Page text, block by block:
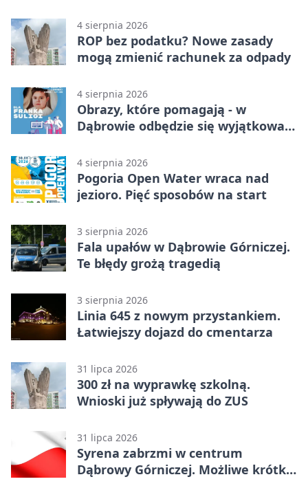
4 sierpnia 2026
ROP bez podatku? Nowe zasady
mogą zmienić rachunek za odpady
4 sierpnia 2026
Obrazy, które pomagają - w
Dąbrowie odbędzie się wyjątkowa
4 sierpnia 2026
Pogoria Open Water wraca nad
jezioro. Pięć sposobów na start
3 sierpnia 2026
Fala upałów w Dąbrowie Górniczej.
Te błędy grożą tragedią
3 sierpnia 2026
Linia 645 z nowym przystankiem.
Łatwiejszy dojazd do cmentarza
31 lipca 2026
300 zł na wyprawkę szkolną.
Wnioski już spływają do ZUS
31 lipca 2026
Syrena zabrzmi w centrum
Dąbrowy Górniczej. Możliwe krótkie